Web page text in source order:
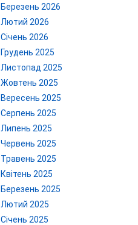
Березень 2026
Лютий 2026
Січень 2026
Грудень 2025
Листопад 2025
Жовтень 2025
Вересень 2025
Серпень 2025
Липень 2025
Червень 2025
Травень 2025
Квітень 2025
Березень 2025
Лютий 2025
Січень 2025